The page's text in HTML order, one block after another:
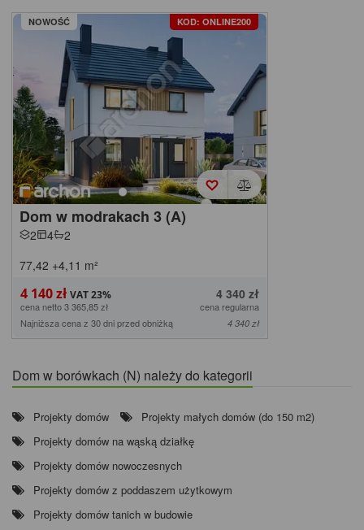
NOWOŚĆ KOD: ONLINE200
Dom w modrakach 3 (A)
2 4
2
77,42 +4,11 m²
4 140 zł 4 340 zł
cena netto 3 365,85 zł
cena regularna
Najniższa cena z 30 dni przed obniżką
4 340 zł
Dom w borówkach (N) należy do kategorii
Projekty domów
Projekty małych domów (do 150 m2)
Projekty domów na wąską działkę
Projekty domów nowoczesnych
Projekty domów z poddaszem użytkowym
Projekty domów tanich w budowie